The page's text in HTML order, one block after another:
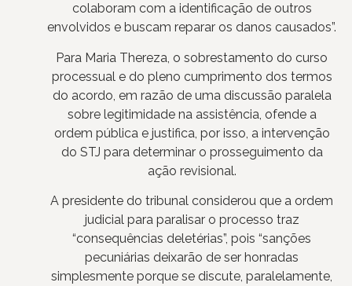
colaboram com a identificação de outros
envolvidos e buscam reparar os danos causados”.
Para Maria Thereza, o sobrestamento do curso
processual e do pleno cumprimento dos termos
do acordo, em razão de uma discussão paralela
sobre legitimidade na assistência, ofende a
ordem pública e justifica, por isso, a intervenção
do STJ para determinar o prosseguimento da
ação revisional.
A presidente do tribunal considerou que a ordem
judicial para paralisar o processo traz
“consequências deletérias”, pois “sanções
pecuniárias deixarão de ser honradas
simplesmente porque se discute, paralelamente,